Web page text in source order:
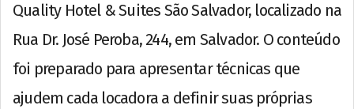
Quality Hotel & Suites São Salvador, localizado na
Rua Dr. José Peroba, 244, em Salvador. O conteúdo
foi preparado para apresentar técnicas que
ajudem cada locadora a definir suas próprias